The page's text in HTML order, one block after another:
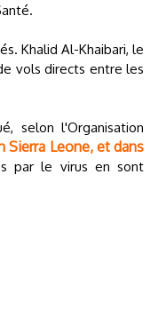
Khalid Al-Khaibari, le
vols directs entre les
selon l'Organisation
Sierra Leone, et dans
par le virus en sont